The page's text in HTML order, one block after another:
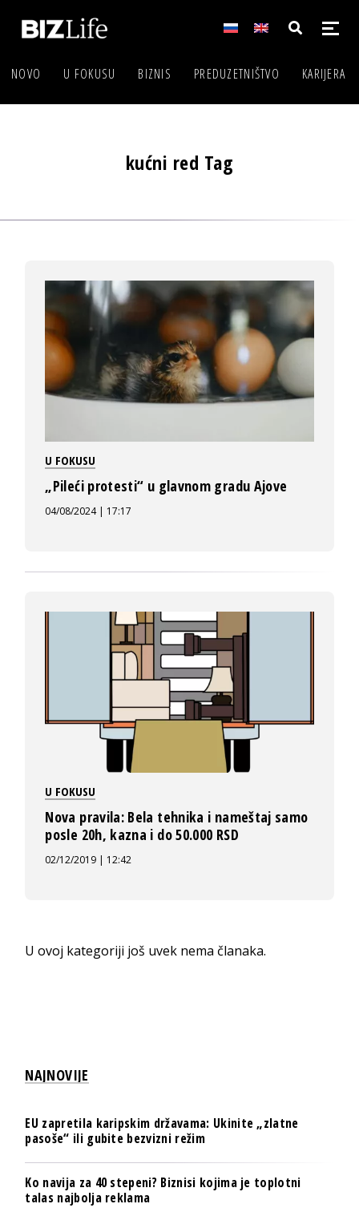
NOVO U FOKUSU BIZNIS PREDUZETNIŠTVO KARIJERA
kućni red Tag
U FOKUSU
„Pileći protesti“ u glavnom gradu Ajove
04/08/2024 | 17:17
U FOKUSU
Nova pravila: Bela tehnika i nameštaj samo
posle 20h, kazna i do 50.000 RSD
02/12/2019 | 12:42
U ovoj kategoriji još uvek nema članaka.
NAJNOVIJE
EU zapretila karipskim državama: Ukinite „zlatne
pasoše“ ili gubite bezvizni režim
Ko navija za 40 stepeni? Biznisi kojima je toplotni
talas najbolja reklama